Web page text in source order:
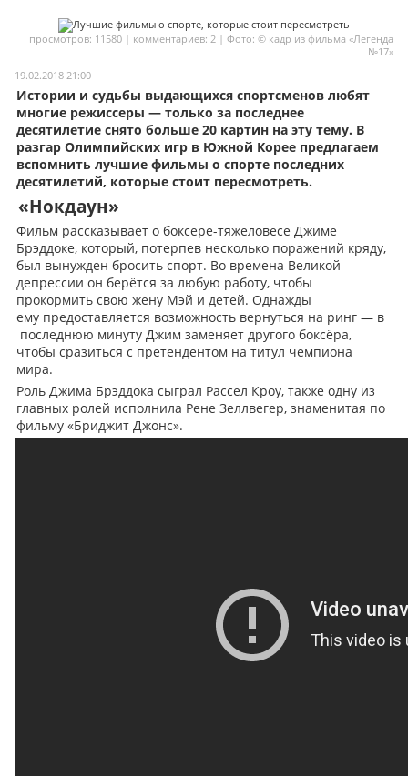
Мои материалы
Моя личная афиша
Перечитать
просмотров: 11580 | комментариев: 2 | Фото: © кадр из фильма «Легенда
№17»
19.02.2018 21:00
Истории и судьбы выдающихся спортсменов любят
многие режиссеры — только за последнее
десятилетие снято больше 20 картин на эту тему. В
разгар Олимпийских игр в Южной Корее предлагаем
вспомнить лучшие фильмы о спорте последних
десятилетий, которые стоит пересмотреть.
«Нокдаун»
Фильм рассказывает о боксёре-тяжеловесе Джиме
Брэддоке, который, потерпев несколько поражений кряду,
был вынужден бросить спорт. Во времена Великой
депрессии он берётся за любую работу, чтобы
прокормить свою жену Мэй и детей. Однажды
ему предоставляется возможность вернуться на ринг — в
последнюю минуту Джим заменяет другого боксёра,
чтобы сразиться с претендентом на титул чемпиона
мира.
Роль Джима Брэддока сыграл Рассел Кроу, также одну из
главных ролей исполнила Рене Зеллвегер, знаменитая по
фильму «Бриджит Джонс».